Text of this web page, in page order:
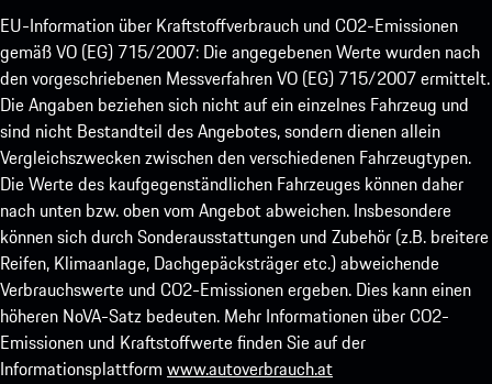
EU-Information über Kraftstoffverbrauch und CO2-Emissionen
gemäß VO (EG) 715/2007: Die angegebenen Werte wurden nach
den vorgeschriebenen Messverfahren VO (EG) 715/2007 ermittelt.
Die Angaben beziehen sich nicht auf ein einzelnes Fahrzeug und
sind nicht Bestandteil des Angebotes, sondern dienen allein
Vergleichszwecken zwischen den verschiedenen Fahrzeugtypen.
Die Werte des kaufgegenständlichen Fahrzeuges können daher
nach unten bzw. oben vom Angebot abweichen. Insbesondere
können sich durch Sonderausstattungen und Zubehör (z.B. breitere
Reifen, Klimaanlage, Dachgepäcksträger etc.) abweichende
Verbrauchswerte und CO2-Emissionen ergeben. Dies kann einen
höheren NoVA-Satz bedeuten. Mehr Informationen über CO2-
Emissionen und Kraftstoffwerte finden Sie auf der
Informationsplattform www.autoverbrauch.at